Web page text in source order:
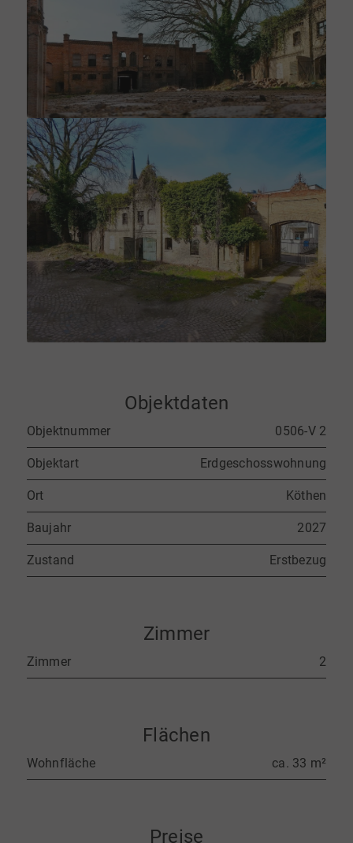
Objektdaten
Objektnummer 0506-V 2
Objektart Erdgeschosswohnung
Ort Köthen
Baujahr 2027
Zustand Erstbezug
Zimmer
Zimmer 2
Flächen
Wohnfläche ca. 33 m²
Preise